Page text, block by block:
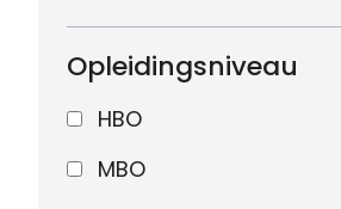
Opleidingsniveau
HBO
MBO